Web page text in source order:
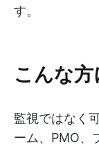
す。
こんな
監視ではなく
ーム、PMO、